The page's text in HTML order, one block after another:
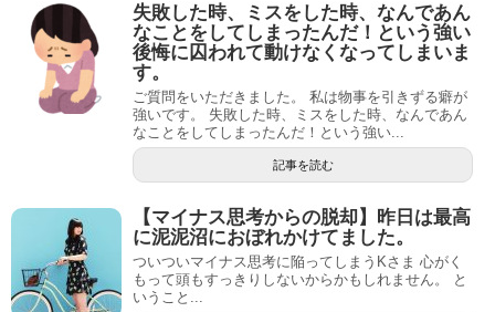
失敗した時、ミスをした時、なんであん
なことをしてしまったんだ！という強い
後悔に囚われて動けなくなってしまいま
す。
ご質問をいただきました。 私は物事を引きずる癖が
強いです。 失敗した時、ミスをした時、なんであん
なことをしてしまったんだ！という強い...
記事を読む
【マイナス思考からの脱却】昨日は最高
に泥泥沼におぼれかけてました。
ついついマイナス思考に陥ってしまうKさま 心がく
もって頭もすっきりしないからかもしれません。 と
いうこと...